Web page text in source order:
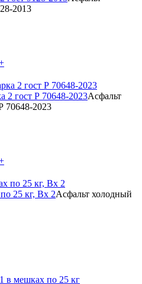
2013
2 гост Р 70648-2023Асфальт
70648-2023
25 кг, Вх 2Асфальт холодный